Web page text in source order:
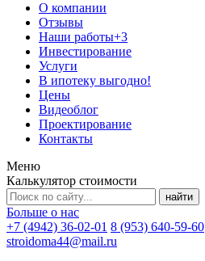
О компании
Отзывы
Наши работы+3
Инвестирование
Услуги
В ипотеку выгодно!
Цены
Видеоблог
Проектирование
Контакты
Меню
Калькулятор стоимости
Больше о нас
+7 (4942) 36-02-01 8 (953) 640-59-60
stroidoma44@mail.ru